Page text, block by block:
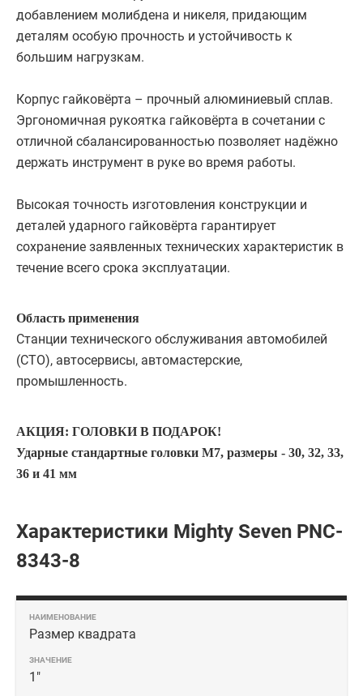
добавлением молибдена и никеля, придающим
деталям особую прочность и устойчивость к
большим нагрузкам.
Корпус гайковёрта – прочный алюминиевый сплав.
Эргономичная рукоятка гайковёрта в сочетании с
отличной сбалансированностью позволяет надёжно
держать инструмент в руке во время работы.
Высокая точность изготовления конструкции и
деталей ударного гайковёрта гарантирует
сохранение заявленных технических характеристик в
течение всего срока эксплуатации.
Область применения
Станции технического обслуживания автомобилей
(СТО), автосервисы, автомастерские,
промышленность.
АКЦИЯ: ГОЛОВКИ В ПОДАРОК!
Ударные стандартные головки M7, размеры - 30, 32, 33,
36 и 41 мм
Характеристики Mighty Seven PNC-
8343-8
Размер квадрата
1"